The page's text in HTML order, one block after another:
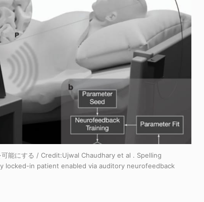
可能にする / Credit:Ujwal Chaudhary et al . Spelling
locked-in patient enabled via auditory neurofeedback